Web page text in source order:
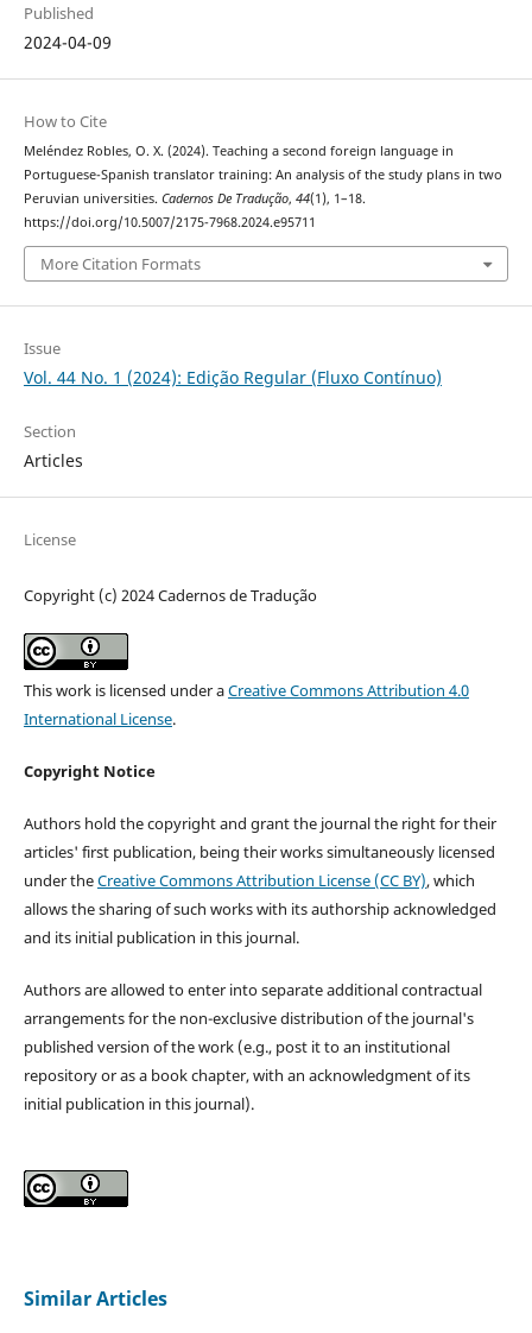
Published
2024-04-09
How to Cite
Meléndez Robles, O. X. (2024). Teaching a second foreign language in
Portuguese-Spanish translator training: An analysis of the study plans in two
Peruvian universities. Cadernos De Tradução, 44(1), 1–18.
https://doi.org/10.5007/2175-7968.2024.e95711
More Citation Formats
Issue
Vol. 44 No. 1 (2024): Edição Regular (Fluxo Contínuo)
Section
Articles
License
Copyright (c) 2024 Cadernos de Tradução
This work is licensed under aCreative Commons Attribution 4.0
International License.
Copyright Notice
Authors hold the copyright and grant the journal the right for their
articles' first publication, being their works simultaneously licensed
under theCreative Commons Attribution License (CC BY), which
allows the sharing of such works with its authorship acknowledged
and its initial publication in this journal.
Authors are allowed to enter into separate additional contractual
arrangements for the non-exclusive distribution of the journal's
published version of the work (e.g., post it to an institutional
repository or as a book chapter, with an acknowledgment of its
initial publication in this journal).
Similar Articles